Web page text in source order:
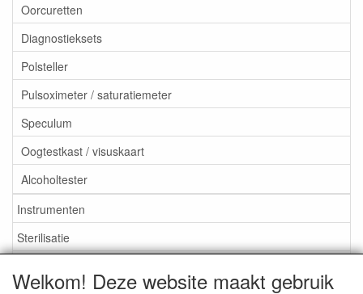
Oorcuretten
Diagnostieksets
Polsteller
Pulsoximeter / saturatiemeter
Speculum
Oogtestkast / visuskaart
Alcoholtester
Instrumenten
Sterilisatie
Welkom! Deze website maakt gebruik